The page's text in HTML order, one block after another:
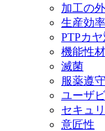
加工の
生産効
PTPカ
機能性
滅菌
服薬遵
ユーザ
セキュ
意匠性